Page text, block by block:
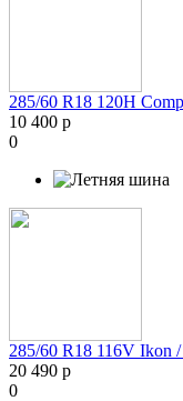
285/60 R18 120H
10 400 р
0
285/60 R18 116V Ikon
20 490 р
0